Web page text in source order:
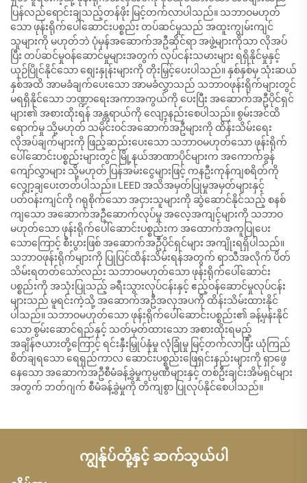
ပြန်လည်ရောင်းချသည့်တန်ဖိုး မြင့်တက်လာပါသည်။ သဘာဝမဟုတ်
သော ဖုန်းရိုက်ပေါ်ဆောင်းပစ္စည်း တပ်ဆင်မှုသည် အထူးကျွမ်းကျင်
သူများကို မဟုတ်ဘဲ ပုံမှန်အဆောက်အဦဆိုင်ရာ အဖွဲ့များကိုသာ လိုအပ်
ပြီး တပ်ဆင်မှုဝန်ဆောင်မှုများအတွက် လုပ်ငန်းသမားများ ရရှိနိုင်မှုနှင့်
ယှဉ်ပြိုင်နိုင်သော စျေးနှုန်းများကို တိုးမြှင့်ပေးပါသည်။ နှစ်နှစ်မှ သုံးဆယ်
နှစ်အထိ အာမခံချက်ပေးသော အာမခံလွှာသည် သဘာဝဖုန်းရိုက်များတွင်
မရရှိနိုင်သော ဘဏ္ဍာရေးအကာအကွယ်ကို ပေးပြီး အဆောက်အဦပိုင်ရှင်
များ၏ အစားထိုးရန် အန္တရာယ်ကို လျော့နည်းစေပါသည်။ စွမ်းအင်ထိ
ရောက်မှု သို့မဟုတ် သမိုင်းဝင်အဆောက်အဦများကို ထိန်းသိမ်းရေး
လိုအပ်ချက်များကို ဖြည့်ဆည်းပေးသော သဘာဝမဟုတ်သော ဖုန်းရိုက်
ပေါ်ဆောင်းပစ္စည်းများတွင် မြို့နယ်အာဏာပိုင်များက အကောက်ခွန်
ကျော်လွှာများ သို့မဟုတ် ပြန်အမ်းငွေများဖြင့် ကနဦးကုန်ကျစရိတ်ကို
လျှော့ချပေးတတ်ပါသည်။ LEED အသိအမှတ်ပြုမှုအမှတ်များနှင့်
ပတ်ဝန်းကျင်ကို ဂရုစိုက်သော အငှားသူများကို ဆွဲဆောင်နိုင်သည့် စနစ်
ကျသော အဆောက်အဦဆောက်လုပ်မှု အလေ့အကျင့်များကို သဘာဝ
မဟုတ်သော ဖုန်းရိုက်ပေါ်ဆောင်းပစ္စည်းက အထောက်အကူပြုပေး
သောကြောင့် စီးပွားဖြစ် အဆောက်အဦပိုင်ရှင်များ အကျိုးရရှိပါသည်။
သဘာဝဖုန်းရိုက်များကို ပြုပြင်ထိန်းသိမ်းရန်အတွက် ရာသီအလိုက် ပိတ်
သိမ်းရတတ်သော်လည်း သဘာဝမဟုတ်သော ဖုန်းရိုက်ပေါ်ဆောင်း
ပစ္စည်းကို အသုံးပြုသည့် ခရီးသွားလုပ်ငန်းနှင့် ဧည့်ဝန်ဆောင်မှုလုပ်ငန်း
များသည် မူရင်းကဲ့သို့ အဆောက်အဦအလှအပကို ထိန်းသိမ်းထားနိုင်
ပါသည်။ သဘာဝမဟုတ်သော ဖုန်းရိုက်ပေါ်ဆောင်းပစ္စည်း၏ ခန့်မှန်းနိုင်
သော စွမ်းဆောင်ရည်နှင့် သတ်မှတ်ထားသော အစားထိုးရမည့်
အချိန်ဇယားတို့ကြောင့် ရင်းနှီးမြှုပ်နှံမှု လုံခြုံမှု မြင့်တက်လာပြီး ယုံကြည်
စိတ်ချရသော ရေရှည်ကာလ ဆောင်းပစ္စည်းဖြေရှင်းနည်းများကို ရှာဖွေ
နေသော အဆောက်အဦစီမံခန့်ခွဲမှုကုမ္ပဏီများနှင့် တစ်ဦးချင်းအိမ်ရှင်များ
အတွက် ဘတ်ဂျက် စီမံခန့်ခွဲမှုကို တိကျစွာ ပြုလုပ်နိုင်စေပါသည်။
ကျွန်ုပ်တို့နှင့် ဆက်သွယ်ပါ